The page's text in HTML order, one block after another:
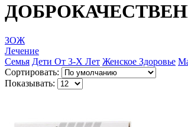
ЗОЖ
Лечение
Семья Дети От 3-Х Лет Женское Здоровье
Сортировать:
Показывать: